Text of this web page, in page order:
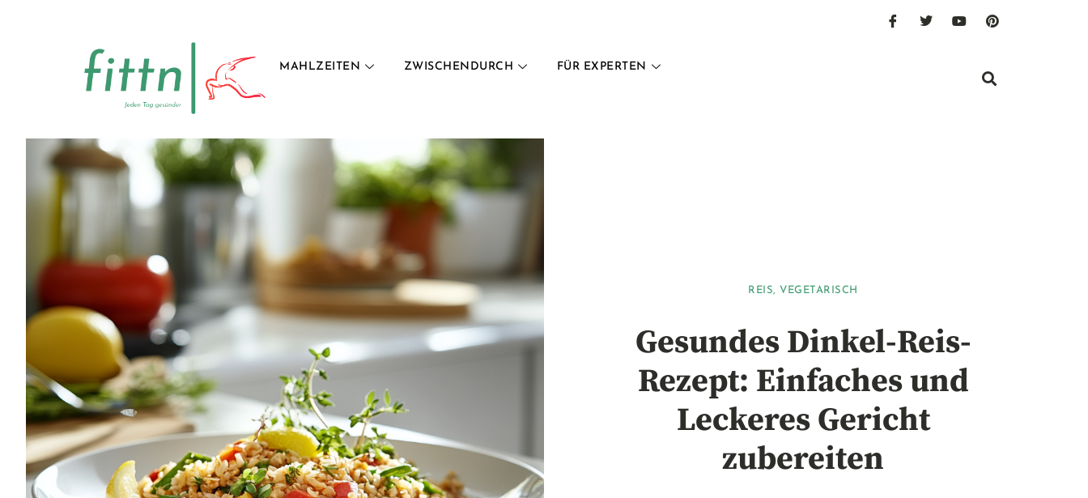
MAHLZEITEN ZWISCHENDURCH FÜR EXPERTEN
REIS, VEGETARISCH
Gesundes Dinkel-Reis-
Rezept: Einfaches und
Leckeres Gericht
zubereiten